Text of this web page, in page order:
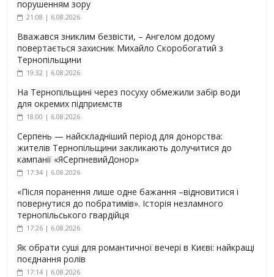
порушенням зору
21:08 | 6.08.2026
Вважався зниклим безвісти, – Ангелом додому
повертається захисник Михайло Скоробогатий з
Тернопільщини
19:32 | 6.08.2026
На Тернопільщині через посуху обмежили забір води
для окремих підприємств
18:00 | 6.08.2026
Серпень — найскладніший період для донорства:
жителів Тернопільщини закликають долучитися до
кампанії «ЯСерпневийДонор»
17:34 | 6.08.2026
«Після поранення лише одне бажання –відновитися і
повернутися до побратимів». Історія незламного
тернопільського гвардійця
17:26 | 6.08.2026
Як обрати суші для романтичної вечері в Києві: найкращі
поєднання ролів
17:14 | 6.08.2026